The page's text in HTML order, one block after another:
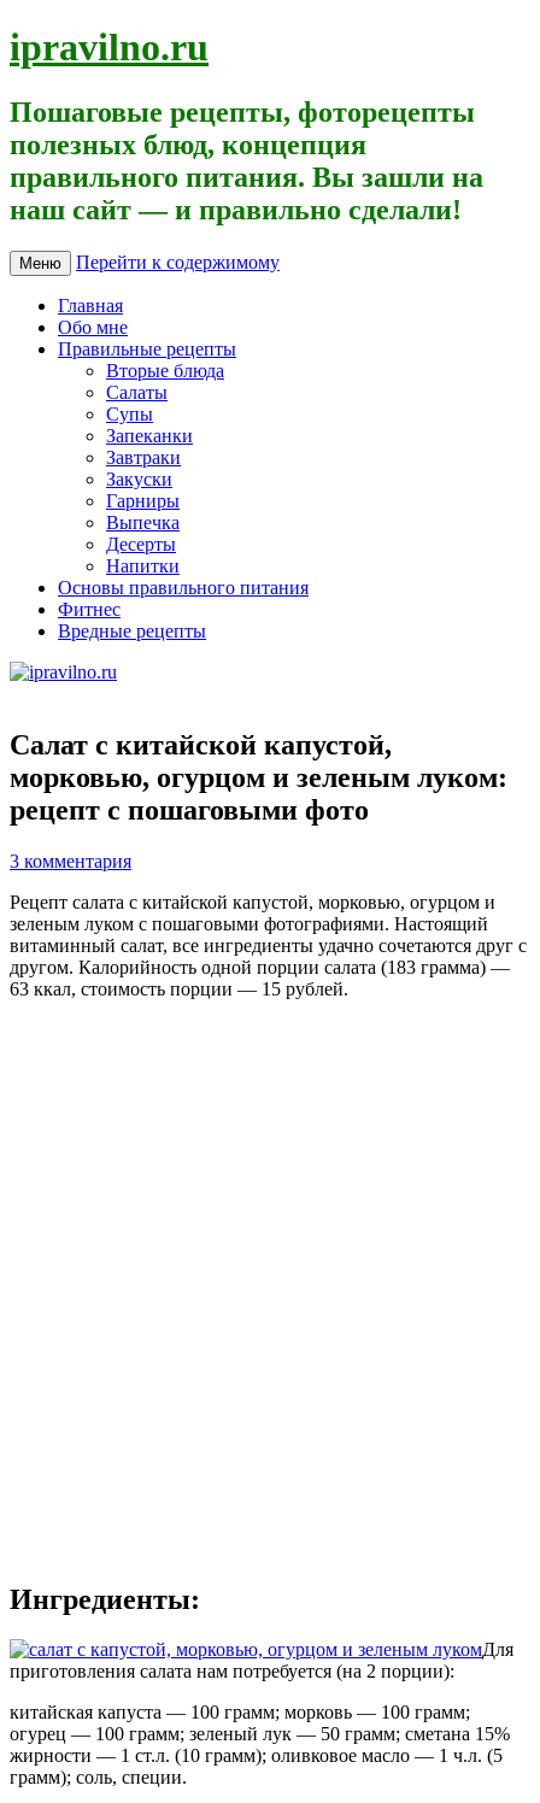
ipravilno.ru
Пошаговые рецепты, фоторецепты
полезных блюд, концепция
правильного питания. Вы зашли на
наш сайт — и правильно сделали!
Меню Перейти к содержимому
Главная
Обо мне
Правильные рецепты
Вторые блюда
Салаты
Супы
Запеканки
Завтраки
Закуски
Гарниры
Выпечка
Десерты
Напитки
Основы правильного питания
Фитнес
Вредные рецепты
Салат с китайской капустой,
морковью, огурцом и зеленым луком:
рецепт с пошаговыми фото
3 комментария
Рецепт салата с китайской капустой, морковью, огурцом и
зеленым луком с пошаговыми фотографиями. Настоящий
витаминный салат, все ингредиенты удачно сочетаются друг с
другом. Калорийность одной порции салата (183 грамма) —
63 ккал, стоимость порции — 15 рублей.
Ингредиенты:
Для
приготовления салата нам потребуется (на 2 порции):
китайская капуста — 100 грамм; морковь — 100 грамм;
огурец — 100 грамм; зеленый лук — 50 грамм; сметана 15%
жирности — 1 ст.л. (10 грамм); оливковое масло — 1 ч.л. (5
грамм); соль, специи.